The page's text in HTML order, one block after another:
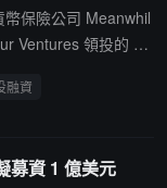
保險公司 Meanwhil
Ventures 領投的 40
估值為 1.9 億美元，
類似。投保人需向精
融資
募資 1 億美元